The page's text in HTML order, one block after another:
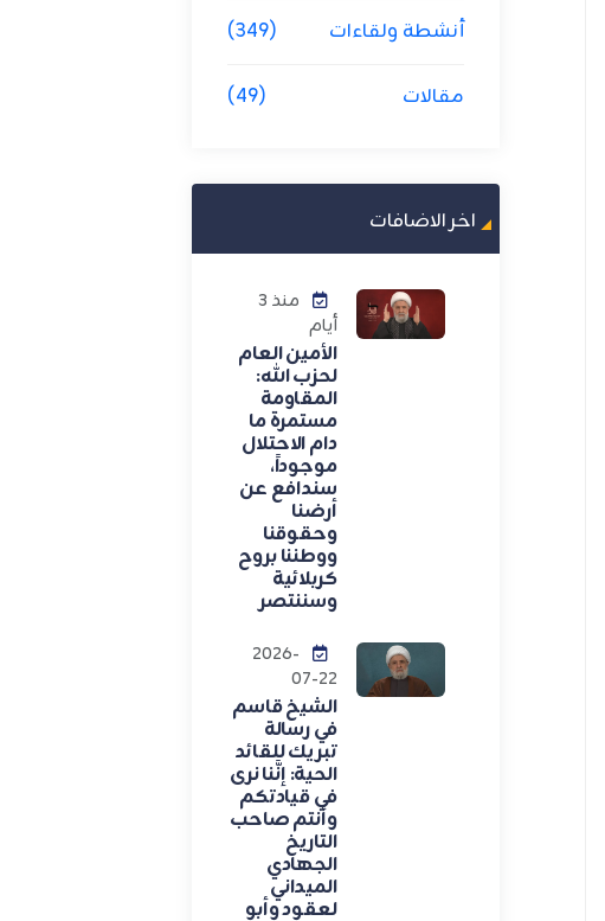
أنشطة ولقاءات (349)
مقالات (49)
اخر الاضافات
منذ 3
أيام
الأمين العام
لحزب الله:
المقاومة
مستمرة ما
دام الاحتلال
موجوداً،
سندافع عن
أرضنا
وحقوقنا
ووطننا بروح
كربلائية
وسننتصر
2026-
07-22
الشيخ قاسم
في رسالة
تبريك للقائد
الحية: إنَّنا نرى
في قيادتكم
وأنتم صاحب
التاريخ
الجهادي
الميداني
لعقود وأبو